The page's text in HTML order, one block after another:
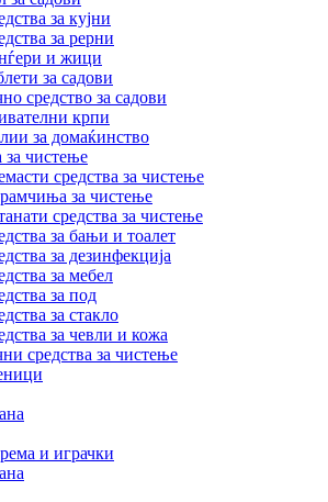
за кујни
за рерни
и жици
за садови
средство за садови
крпи
за домаќинство
за чистење
средства за чистење
за чистење
средства за чистење
за бањи и тоалет
за дезинфекција
за мебел
за под
за стакло
за чевли и кожа
средства за чистење
и играчки